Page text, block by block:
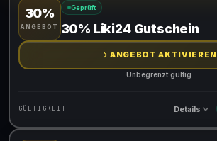
Gültig für teilnehmende Produkte
30%
ANGEBOT
Geprüft
30% Liki24 Gutschein
ANGEBOT AKTIVIEREN
Unbegrenzt gültig
GÜLTIGKEIT Details